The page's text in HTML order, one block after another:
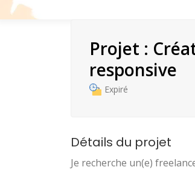
Projet :
responsive
Expiré
Détails du projet
Je recherche un(e)